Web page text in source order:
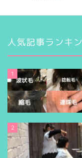
人気記事ランキ
1
2